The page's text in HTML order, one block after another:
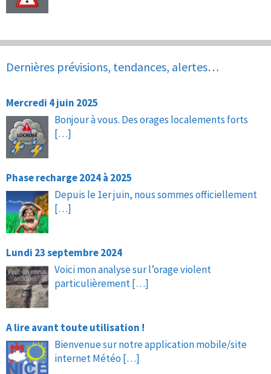
Dernières prévisions, tendances, alertes…
Mercredi 4 juin 2025
Bonjour à vous. Des orages localements forts
[…]
Phase recharge 2024 à 2025
Depuis le 1er juin, nous sommes officiellement
[…]
Lundi 23 septembre 2024
Voici mon analyse sur l’orage violent
particulièrement[…]
A lire avant toute utilisation !
Bienvenue sur notre application mobile/site
internet Météo […]